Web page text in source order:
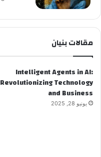
مقالات بنيان
Intelligent Agents in AI:
Revolutionizing Technology
and Business
يونيو 28, 2025